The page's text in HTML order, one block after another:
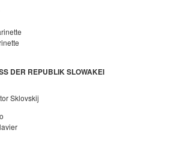
DER REPUBLIK SLOWAKEI
Sklovskij